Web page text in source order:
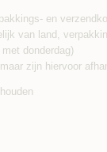
en
van land,
donderdag)
zijn hiervoor